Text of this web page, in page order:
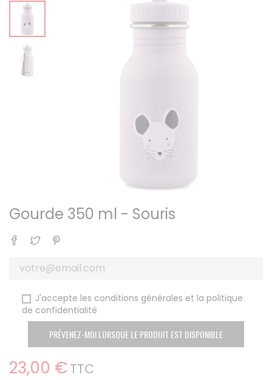
Gourde 350 ml - Souris
Partager
Tweet
J'accepte les conditions générales et la politique
de confidentialité
PRÉVENEZ-MOI LORSQUE LE PRODUIT EST DISPONIBLE
23,00 € TTC